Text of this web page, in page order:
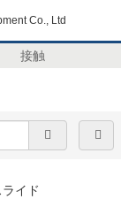
Co., Ltd
接触
イド